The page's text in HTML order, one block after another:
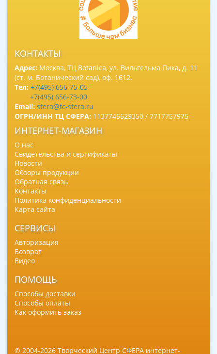
КОНТАКТЫ
Адрес: Москва, ТЦ Botanica, ул. Вильгельма Пика, д. 11
(ст. м. Ботанический сад), оф. 1612.
Тел: +7(495) 656-75-05
+7(495) 656-73-00
Email: sfera@tc-sfera.ru
ОГРН/ИНН ТЦ СФЕРА: 1137746629350 / 7717757975
ИНТЕРНЕТ-МАГАЗИН
О нас
Свидетельства и сертификаты
Новости
Обзоры продукции
Обратная связь
Контакты
Политика конфиденциальности
Карта сайта
СЕРВИСЫ
Авторизация
Возврат
Видео
ПОМОЩЬ
Способы доставки
Способы оплаты
Как оформить заказ
© 2004-2026 Творческий Центр СФЕРА интернет-